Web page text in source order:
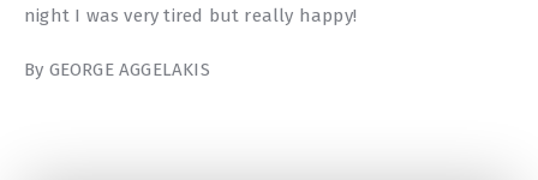
night I was very tired but really happy!
By GEORGE AGGELAKIS